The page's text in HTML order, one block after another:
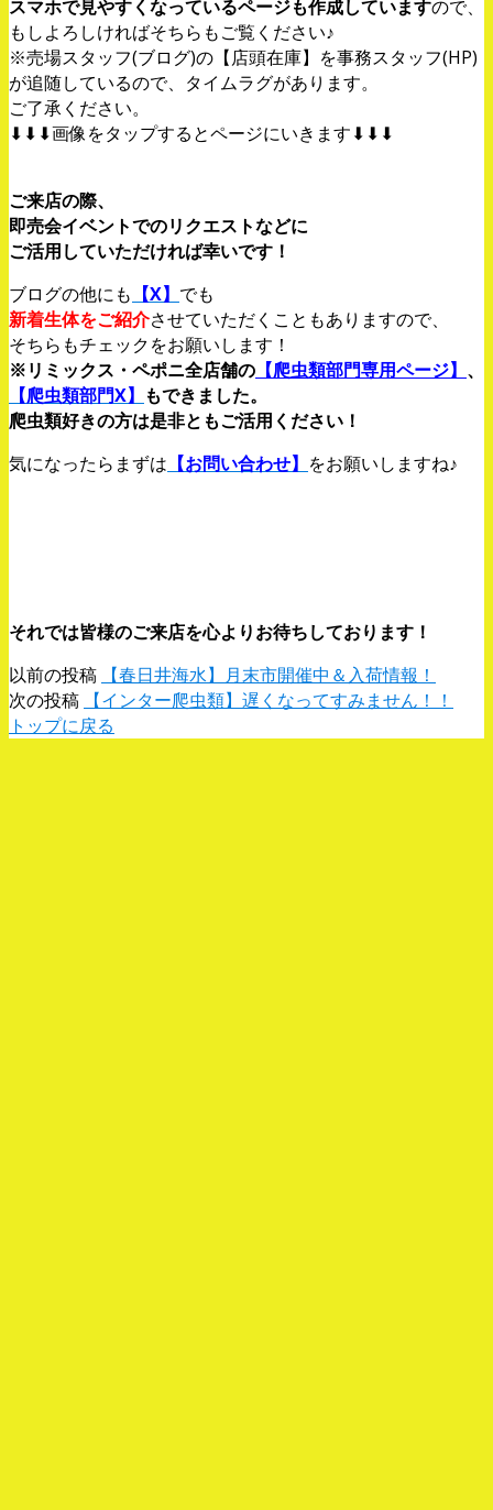
スマホで見やすくなっているページも作成していますので、
もしよろしければそちらもご覧ください♪
※売場スタッフ(ブログ)の【店頭在庫】を事務スタッフ(HP)
が追随しているので、タイムラグがあります。
ご了承ください。
⬇⬇⬇画像をタップするとページにいきます⬇⬇⬇
ご来店の際、
即売会イベントでのリクエストなどに
ご活用していただければ幸いです！
ブログの他にも 【X】 でも
新着生体をご紹介させていただくこともありますので、
そちらもチェックをお願いします！
※リミックス・ペポニ全店舗の 【爬虫類部門専用ページ】 、
【爬虫類部門X】
もできました。
爬虫類好きの方は是非ともご活用ください！
気になったらまずは 【お問い合わせ】 をお願いしますね♪
それでは皆様のご来店を心よりお待ちしております！
以前の投稿
【春日井海水】月末市開催中＆入荷情報！
次の投稿
【インター爬虫類】遅くなってすみません！！
トップに戻る